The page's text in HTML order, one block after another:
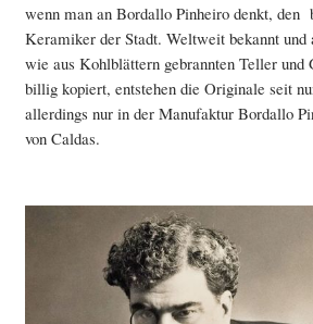
wenn man an Bordallo Pinheiro denkt, den
Keramiker der Stadt. Weltweit bekannt und
wie aus Kohlblättern gebrannten Teller
billig kopiert, entstehen die Originale seit
allerdings nur in der Manufaktur Bordallo
von Caldas.